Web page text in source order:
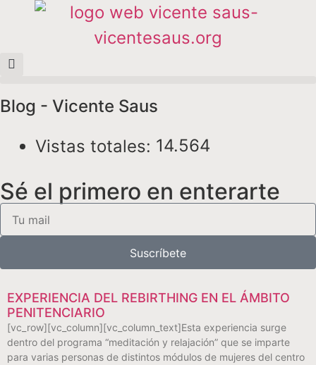
Blog - Vicente Saus
Vistas totales: 14.564
Sé el primero en enterarte
Suscríbete
EXPERIENCIA DEL REBIRTHING EN EL ÁMBITO
PENITENCIARIO
[vc_row][vc_column][vc_column_text]Esta experiencia surge
dentro del programa “meditación y relajación” que se imparte
para varias personas de distintos módulos de mujeres del centro